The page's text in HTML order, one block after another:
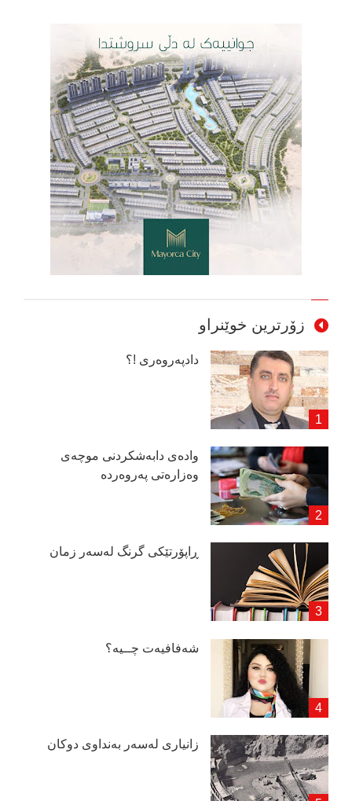
زۆرترین خوێنراو
دادپەروەری !؟
وادەی دابەشكردنی موچەی
وەزارەتی پەروەردە
ڕاپۆرتێكی گرنگ لەسەر زمان
شەفافیەت چــیە؟
زانیاری لەسەر بەنداوی دوكان